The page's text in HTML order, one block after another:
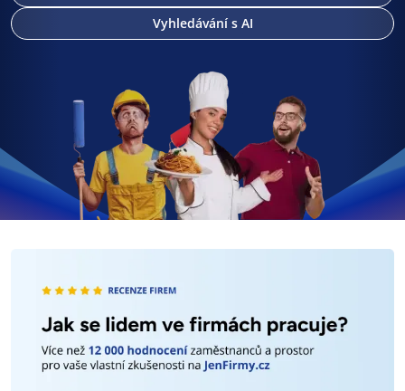
Vyhledávání s AI